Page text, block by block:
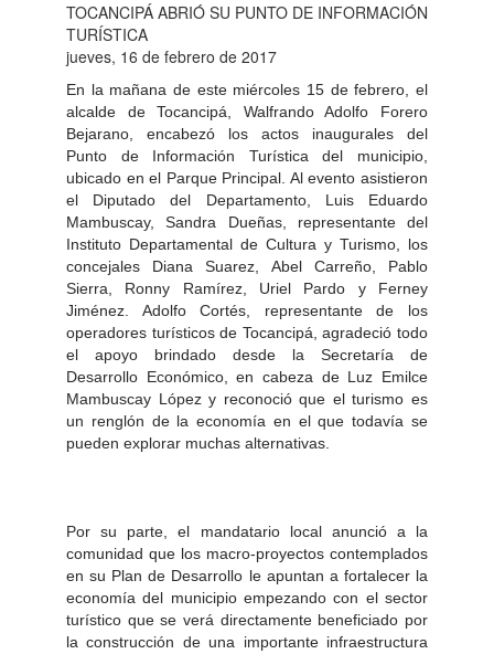
TOCANCIPÁ ABRIÓ SU PUNTO DE INFORMACIÓN
TURÍSTICA
jueves, 16 de febrero de 2017
En la mañana de este miércoles 15 de febrero, el
alcalde de Tocancipá, Walfrando Adolfo Forero
Bejarano, encabezó los actos inaugurales del
Punto de Información Turística del municipio,
ubicado en el Parque Principal. Al evento asistieron
el Diputado del Departamento, Luis Eduardo
Mambuscay, Sandra Dueñas, representante del
Instituto Departamental de Cultura y Turismo, los
concejales Diana Suarez, Abel Carreño, Pablo
Sierra, Ronny Ramírez, Uriel Pardo y Ferney
Jiménez. Adolfo Cortés, representante de los
operadores turísticos de Tocancipá, agradeció todo
el apoyo brindado desde la Secretaría de
Desarrollo Económico, en cabeza de Luz Emilce
Mambuscay López y reconoció que el turismo es
un renglón de la economía en el que todavía se
pueden explorar muchas alternativas.
Por su parte, el mandatario local anunció a la
comunidad que los macro-proyectos contemplados
en su Plan de Desarrollo le apuntan a fortalecer la
economía del municipio empezando con el sector
turístico que se verá directamente beneficiado por
la construcción de una importante infraestructura